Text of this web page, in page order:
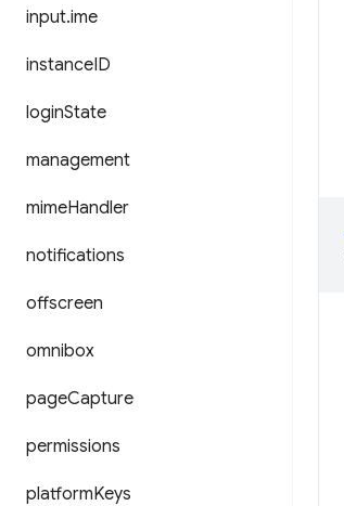
input.ime
instanceID
loginState
management
mimeHandler
notifications
offscreen
omnibox
pageCapture
permissions
platformKeys